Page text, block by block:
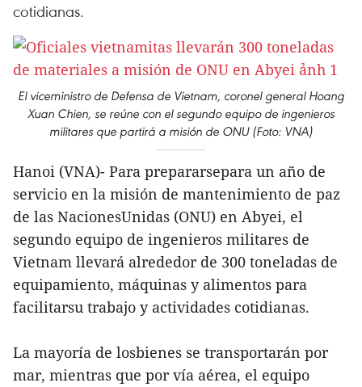
cotidianas.
El viceministro de Defensa de Vietnam, coronel general Hoang
Xuan Chien, se reúne con el segundo equipo de ingenieros
militares que partirá a misión de ONU (Foto: VNA)
Hanoi (VNA)- Para prepararsepara un año de
servicio en la misión de mantenimiento de paz
de las NacionesUnidas (ONU) en Abyei, el
segundo equipo de ingenieros militares de
Vietnam llevará alrededor de 300 toneladas de
equipamiento, máquinas y alimentos para
facilitarsu trabajo y actividades cotidianas.
La mayoría de losbienes se transportarán por
mar, mientras que por vía aérea, el equipo